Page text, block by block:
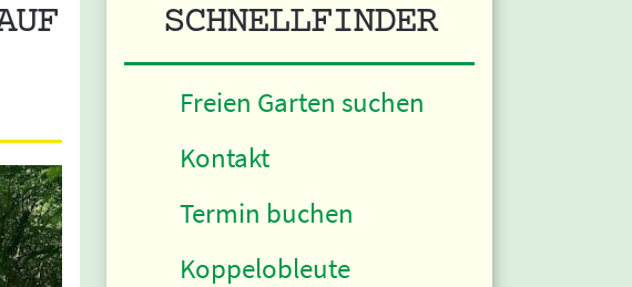
SCHNELLFINDER
Freien Garten suchen
Kontakt
Termin buchen
Koppelobleute